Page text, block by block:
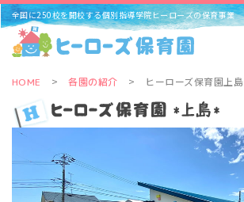
全国に250校を開校する個別指導学院ヒーローズの保育事業
HOME 各園の紹介 ヒーローズ保育園上島